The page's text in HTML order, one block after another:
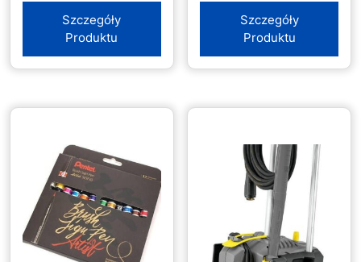
Szczegóły
Produktu
Szczegóły
Produktu